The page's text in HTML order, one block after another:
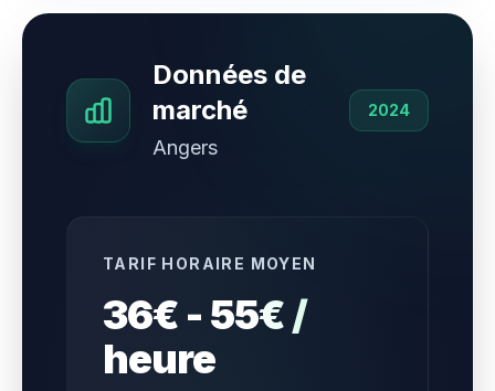
Données de
marché
Angers
2024
TARIF HORAIRE MOYEN
36€ - 55€ /
heure